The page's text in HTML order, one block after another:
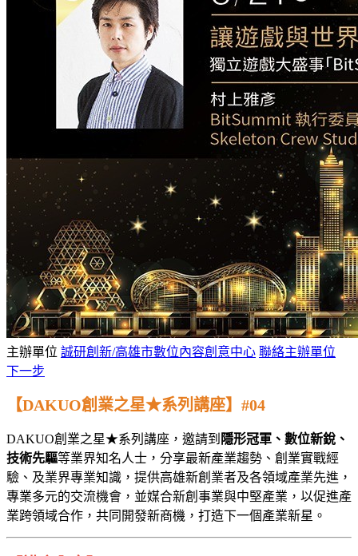
主辦單位 誠研創新/高雄市數位內容創意中心 聯絡主辦單位
下一步
【DAKUO創業之星★系列講座】#04
DAKUO創業之星★系列講座，邀請到 隱形冠軍、數位新銳、
技術先驅等業界知名人士，分享最新產業趨勢、創業實戰經
驗、及業界專業知識，提供高雄新創業者及各領域產業先進，
專業多元的交流機會，並媒合新創事業與中堅產業，以促進產
業跨領域合作，共同開發新商機，打造下一個產業新星。